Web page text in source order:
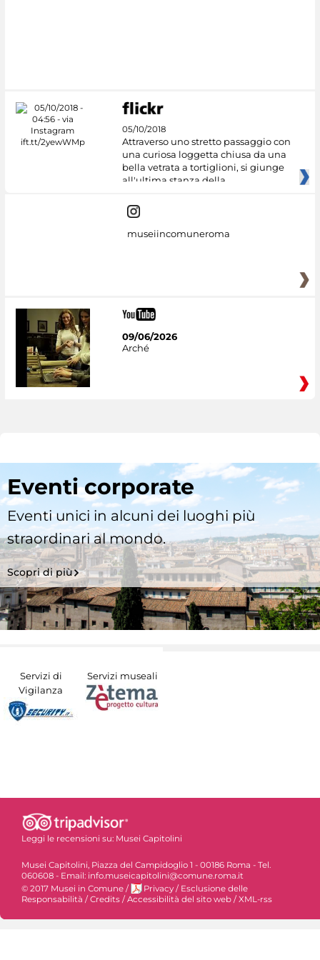
05/10/2018
Attraverso uno stretto passaggio con
una curiosa loggetta chiusa da una
bella vetrata a tortiglioni, si giunge
all'ultima stanza della
museiincomuneroma
09/06/2026
Arché
Eventi corporate
Eventi unici in alcuni dei luoghi più
straordinari al mondo.
Scopri di più
Servizi di
Vigilanza
Servizi museali
Leggi le recensioni su: Musei Capitolini
Musei Capitolini, Piazza del Campidoglio 1 - 00186 Roma - Tel.
060608 - Email: info.museicapitolini@comune.roma.it
© 2017 Musei in Comune / Privacy / Esclusione delle
Responsabilità /Credits /Accessibilità del sito web /XML-rss